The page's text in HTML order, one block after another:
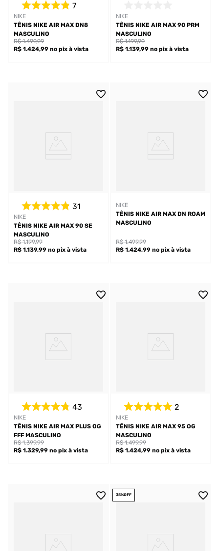
NIKE
7
TÊNIS NIKE AIR MAX DN8
MASCULINO
R$ 1.424,99 no pix à vista
R$ 1.499,99
NIKE
TÊNIS NIKE AIR MAX 90 PRM
MASCULINO
R$ 1.139,99 no pix à vista
R$ 1.199,99
NIKE
31
TÊNIS NIKE AIR MAX 90 SE
MASCULINO
R$ 1.139,99 no pix à vista
R$ 1.199,99
NIKE
TÊNIS NIKE AIR MAX DN ROAM
MASCULINO
R$ 1.424,99 no pix à vista
R$ 1.499,99
NIKE
43
TÊNIS NIKE AIR MAX PLUS OG
FFF MASCULINO
R$ 1.329,99 no pix à vista
R$ 1.399,99
NIKE
2
TÊNIS NIKE AIR MAX 95 OG
MASCULINO
R$ 1.424,99 no pix à vista
R$ 1.499,99
35%OFF